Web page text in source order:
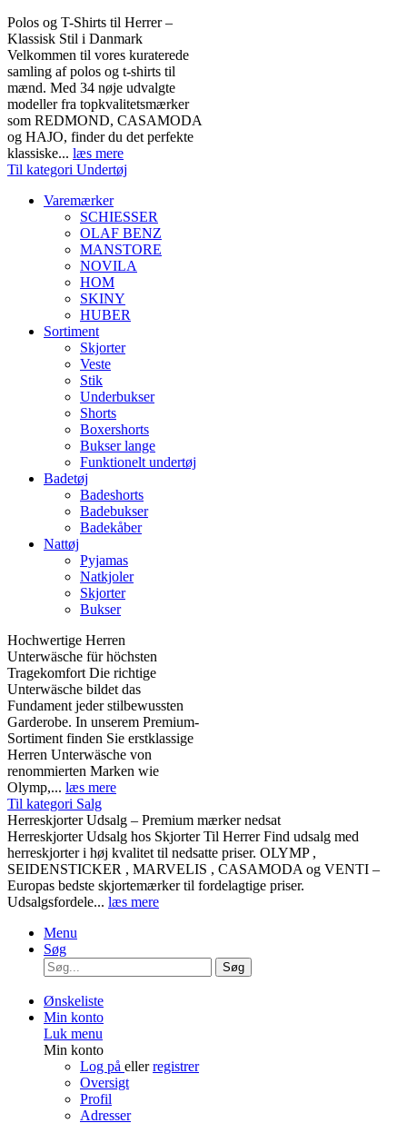
Polos og T-Shirts til Herrer –
Klassisk Stil i Danmark
Velkommen til vores kuraterede
samling af polos og t-shirts til
mænd. Med 34 nøje udvalgte
modeller fra topkvalitetsmærker
som REDMOND, CASAMODA
og HAJO, finder du det perfekte
klassiske... læs mere
Til kategori Undertøj
Varemærker
SCHIESSER
OLAF BENZ
MANSTORE
NOVILA
HOM
SKINY
HUBER
Sortiment
Skjorter
Veste
Stik
Underbukser
Shorts
Boxershorts
Bukser lange
Funktionelt undertøj
Badetøj
Badeshorts
Badebukser
Badekåber
Nattøj
Pyjamas
Natkjoler
Skjorter
Bukser
Hochwertige Herren
Unterwäsche für höchsten
Tragekomfort Die richtige
Unterwäsche bildet das
Fundament jeder stilbewussten
Garderobe. In unserem Premium-
Sortiment finden Sie erstklassige
Herren Unterwäsche von
renommierten Marken wie
Olymp,... læs mere
Til kategori Salg
Herreskjorter Udsalg – Premium mærker nedsat
Herreskjorter Udsalg hos Skjorter Til Herrer Find udsalg med
herreskjorter i høj kvalitet til nedsatte priser. OLYMP ,
SEIDENSTICKER , MARVELIS , CASAMODA og VENTI –
Europas bedste skjortemærker til fordelagtige priser.
Udsalgsfordele... læs mere
Menu
Søg
Søg
Ønskeliste
Min konto
Luk menu
Min konto
Log på ellerregistrer
Oversigt
Profil
Adresser